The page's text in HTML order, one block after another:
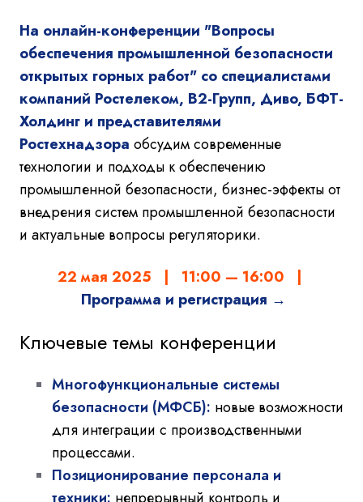
На онлайн-конференции "Вопросы
обеспечения промышленной безопасности
открытых горных работ" со специалистами
компаний Ростелеком, B2-Групп, Диво, БФТ-
Холдинг и представителями
Ростехнадзора обсудим современные
технологии и подходы к обеспечению
промышленной безопасности, бизнес-эффекты от
внедрения систем промышленной безопасности
и актуальные вопросы регуляторики.
22 мая 2025 | 11:00 — 16:00 |
Программа и регистрация →
Ключевые темы конференции
Многофункциональные системы
безопасности (МФСБ): новые возможности
для интеграции с производственными
процессами.
Позиционирование персонала и